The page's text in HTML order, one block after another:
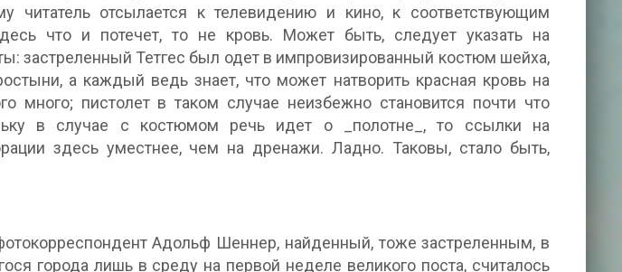
читатель отсылается к телевидению и кино, к соответствующим
что и потечет, то не кровь. Может быть, следует указать на
застреленный Тетгес был одет в импровизированный костюм шейха,
а каждый ведь знает, что может натворить красная кровь на
много; пистолет в таком случае неизбежно становится почти что
в случае с костюмом речь идет о _полотне_, то ссылки на
здесь уместнее, чем на дренажи. Ладно. Таковы, стало быть,
Адольф Шеннер, найденный, тоже застреленным, в
города лишь в среду на первой неделе великого поста, считалось